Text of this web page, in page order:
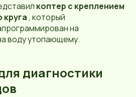
коптер с креплением
круга, который
на
воду утопающему.
диагностики